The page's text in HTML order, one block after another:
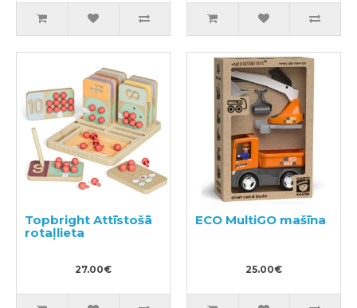
Topbright Attīstošā
rotaļlieta
27.00€
ECO MultiGO mašīna
25.00€